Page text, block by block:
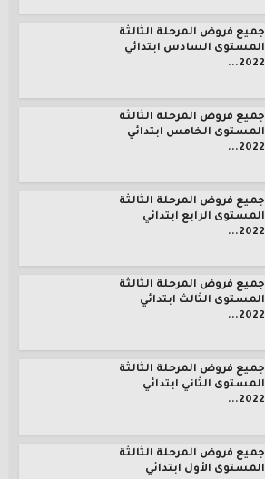
جميع فروض المرحلة الثالثة
المستوى السادس ابتدائي
2022...
جميع فروض المرحلة الثالثة
المستوى الخامس ابتدائي
2022...
جميع فروض المرحلة الثالثة
المستوى الرابع ابتدائي
2022...
جميع فروض المرحلة الثالثة
المستوى الثالث ابتدائي
2022...
جميع فروض المرحلة الثالثة
المستوى الثاني ابتدائي
2022...
جميع فروض المرحلة الثالثة
المستوى الأول ابتدائي